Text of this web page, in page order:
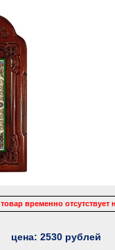
временно отсутствует
цена: 2530 рублей